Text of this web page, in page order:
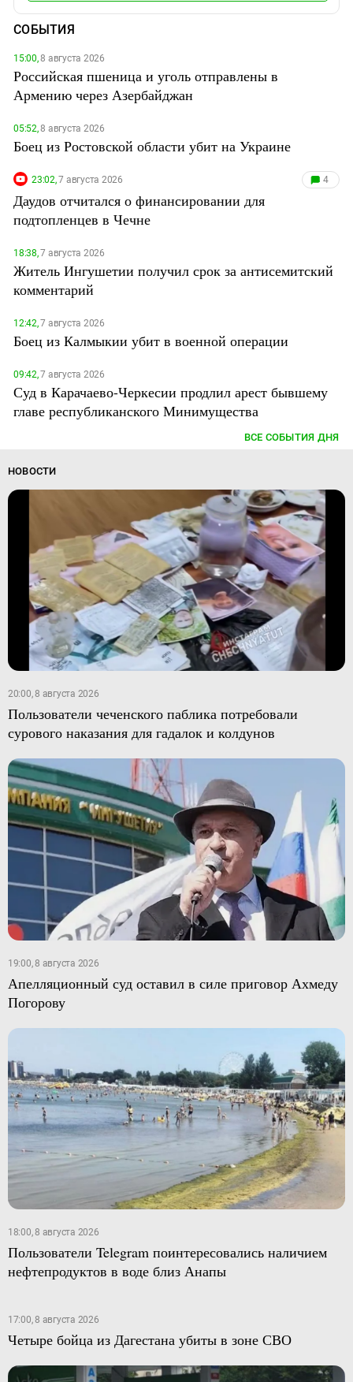
СОБЫТИЯ
15:00,8 августа 2026
Российская пшеница и уголь отправлены в
Армению через Азербайджан
05:52,8 августа 2026
Боец из Ростовской области убит на Украине
23:02,7 августа 2026 4
Даудов отчитался о финансировании для
подтопленцев в Чечне
18:38,7 августа 2026
Житель Ингушетии получил срок за антисемитский
комментарий
12:42,7 августа 2026
Боец из Калмыкии убит в военной операции
09:42,7 августа 2026
Суд в Карачаево-Черкесии продлил арест бывшему
главе республиканского Минимущества
ВСЕ СОБЫТИЯ ДНЯ
НОВОСТИ
20:00, 8 августа 2026
Пользователи чеченского паблика потребовали
сурового наказания для гадалок и колдунов
19:00, 8 августа 2026
Апелляционный суд оставил в силе приговор Ахмеду
Погорову
18:00, 8 августа 2026
Пользователи Telegram поинтересовались наличием
нефтепродуктов в воде близ Анапы
17:00, 8 августа 2026
Четыре бойца из Дагестана убиты в зоне СВО